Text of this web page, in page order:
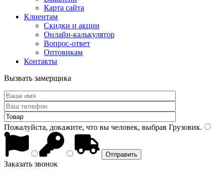
Карта сайта
Клиентам
Скидки и акции
Онлайн-калькулятор
Вопрос-ответ
Оптовикам
Контакты
Вызвать замерщика
Пожалуйста, докажите, что вы человек, выбрав Грузовик.
Заказать звонок